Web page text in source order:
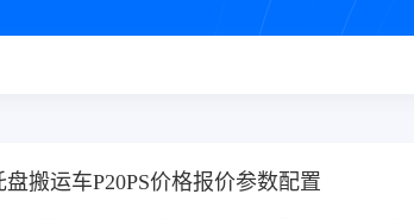
搬运车P20PS价格报价参数配置